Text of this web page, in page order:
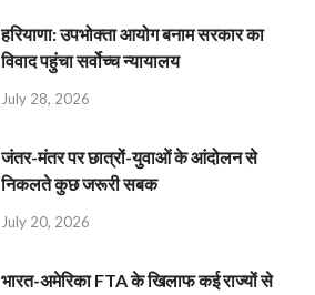
हरियाणा: उपभोक्ता आयोग बनाम सरकार का
विवाद पहुंचा सर्वोच्च न्यायालय
July 28, 2026
जंतर-मंतर पर छात्रों-युवाओं के आंदोलन से
निकलते कुछ जरूरी सबक
July 20, 2026
भारत-अमेरिका FTA के खिलाफ कई राज्यों से